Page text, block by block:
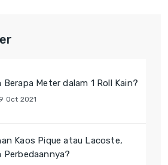
Berapa Meter dalam 1 Roll Kain?
Oct 2021
Kaos Pique atau Lacoste,
Perbedaannya?